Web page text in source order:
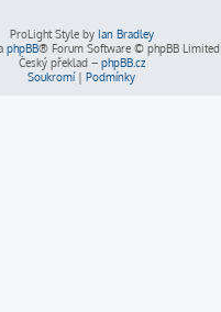
ProLight Style by Ian Bradley
phpBB® Forum Software © phpBB Limited
Český překlad – phpBB.cz
Soukromí| Podmínky